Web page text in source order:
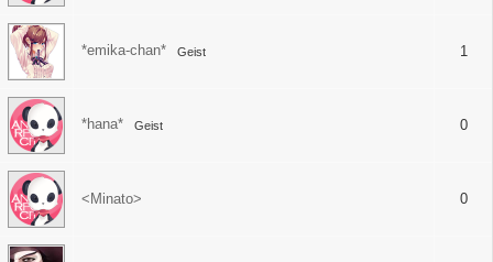
*emika-chan* Geist 1
*hana* Geist 0
<Minato> 0